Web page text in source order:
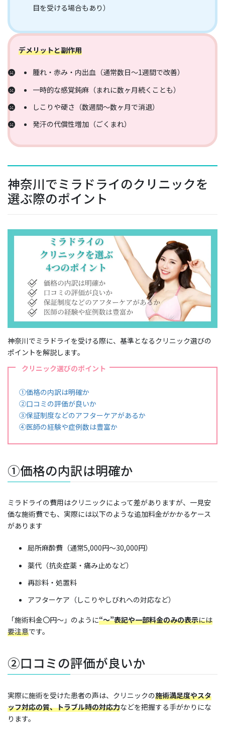
目を受ける場合もあり）
デメリットと副作用
腫れ・赤み・内出血（通常数日～1週間で改善）
一時的な感覚鈍麻（まれに数ヶ月続くことも）
しこりや硬さ（数週間～数ヶ月で消退）
発汗の代償性増加（ごくまれ）
神奈川でミラドライのクリニックを
選ぶ際のポイント
神奈川でミラドライを受ける際に、基準となるクリニック選びの
ポイントを解説します。
クリニック選びのポイント
①価格の内訳は明確か
②口コミの評価が良いか
③保証制度などのアフターケアがあるか
④医師の経験や症例数は豊富か
①価格の内訳は明確か
ミラドライの費用はクリニックによって差がありますが、一見安
価な施術費でも、実際には以下のような追加料金がかかるケース
があります
局所麻酔費（通常5,000円〜30,000円）
薬代（抗炎症薬・痛み止めなど）
再診料・処置料
アフターケア（しこりやしびれへの対応など）
「施術料金〇円〜」のように“〜”表記や一部料金のみの表示には
要注意です。
②口コミの評価が良いか
実際に施術を受けた患者の声は、クリニックの施術満足度やスタ
ッフ対応の質、トラブル時の対応力などを把握する手がかりにな
ります。